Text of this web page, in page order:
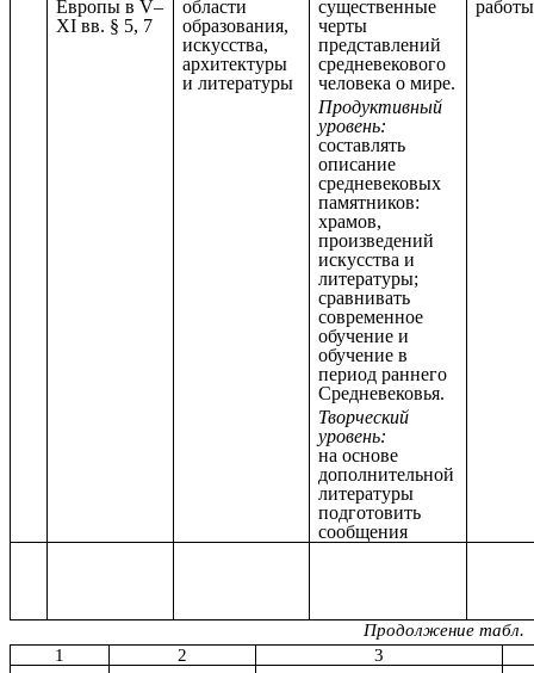
Европы в V–
XI вв. § 5, 7
области
образования,
искусства,
архитектуры
и литературы
существенные
черты
представлений
средневекового
человека о мире.
Продуктивный
уровень:
составлять
описание
средневековых
памятников:
храмов,
произведений
искусства и
литературы;
сравнивать
современное
обучение и
обучение в
период раннего
Средневековья.
Творческий
уровень:
на основе
дополнительной
литературы
подготовить
сообщения
Продолжение табл.
1
2 3